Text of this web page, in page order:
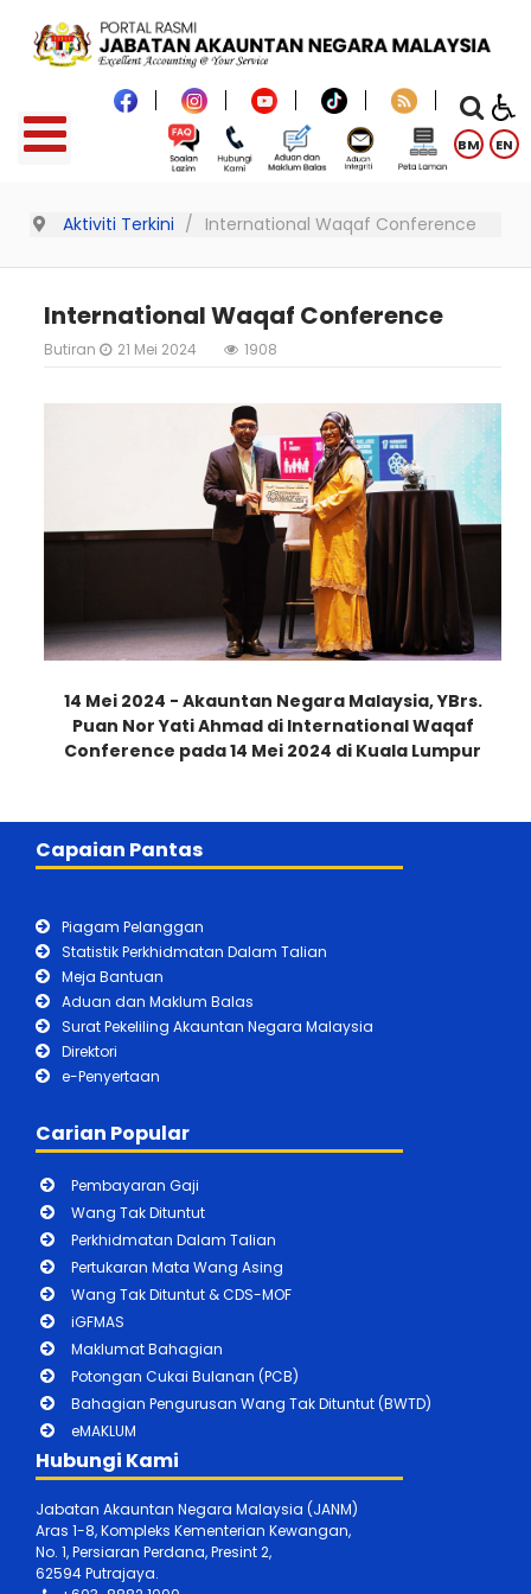
BM EN
Aktiviti Terkini International Waqaf Conference
International Waqaf Conference
Butiran 21 Mei 2024 1908
14 Mei 2024 - Akauntan Negara Malaysia, YBrs.
Puan Nor Yati Ahmad di International Waqaf
Conference pada 14 Mei 2024 di Kuala Lumpur
Capaian Pantas
Piagam Pelanggan
Statistik Perkhidmatan Dalam Talian
Meja Bantuan
Aduan dan Maklum Balas
Surat Pekeliling Akauntan Negara Malaysia
Direktori
e-Penyertaan
Carian Popular
Pembayaran Gaji
Wang Tak Dituntut
Perkhidmatan Dalam Talian
Pertukaran Mata Wang Asing
Wang Tak Dituntut & CDS-MOF
iGFMAS
Maklumat Bahagian
Potongan Cukai Bulanan (PCB)
Bahagian Pengurusan Wang Tak Dituntut (BWTD)
eMAKLUM
Hubungi Kami
Jabatan Akauntan Negara Malaysia (JANM)
Aras 1-8, Kompleks Kementerian Kewangan,
No. 1, Persiaran Perdana, Presint 2,
62594 Putrajaya.